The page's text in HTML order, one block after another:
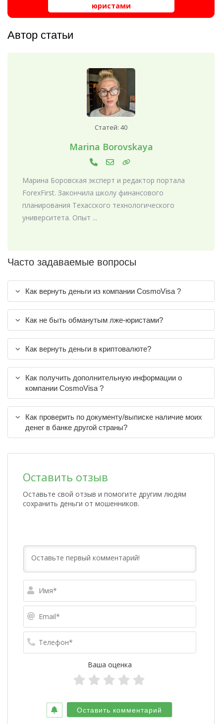
юристами
Автор статьи
Статей: 40
Marina Borovskaya
Марина Боровская эксперт и редактор портала
ForexFirst. Закончила школу финансового
планирования Техасского технологического
университета. Опыт ...
Часто задаваемые вопросы
Как вернуть деньги из компании CosmoVisa ?
Как не быть обманутым лже-юристами?
Как вернуть деньги в криптовалюте?
Как получить дополнительную информации о
компании CosmoVisa ?
Как проверить по документу/выписке наличие моих
денег в банке другой страны?
Оставить отзыв
Оставьте свой отзыв и помогите другим людям
сохранить деньги от мошенников.
Ваша оценка